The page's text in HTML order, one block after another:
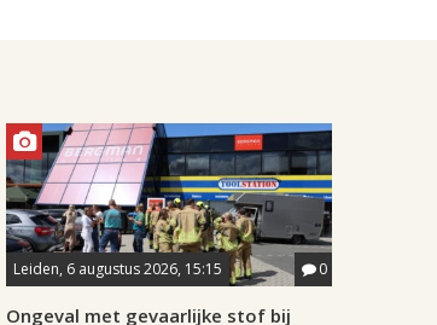
Leiden, 6 augustus 2026, 15:15 0
Ongeval met gevaarlijke stof bij